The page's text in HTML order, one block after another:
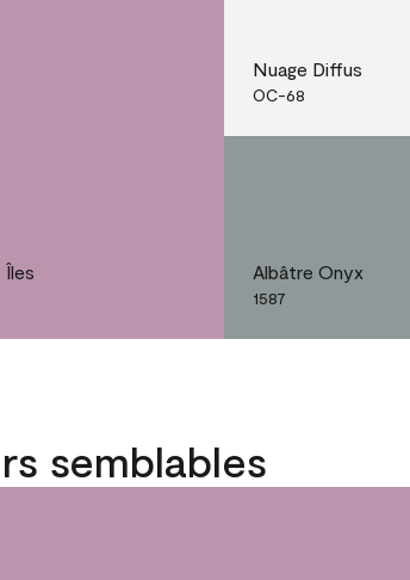
Îles
Nuage Diffus
OC-68
Albâtre Onyx
1587
semblables